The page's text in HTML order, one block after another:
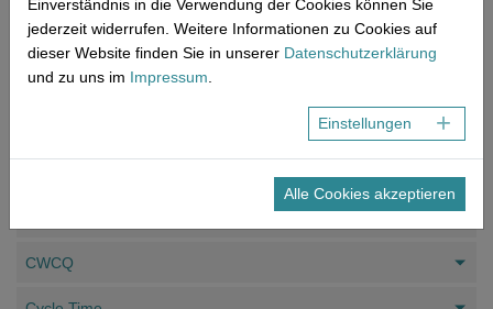
Corporate Governance
CS [MDCG 2019-9]
CWCQ
Einverständnis in die Verwendung der Cookies können Sie
jederzeit widerrufen. Weitere Informationen zu Cookies auf
dieser Website finden Sie in unserer Datenschutzerklärung
und zu uns im Impressum
Einstellungen
Alle Cookies akzeptieren